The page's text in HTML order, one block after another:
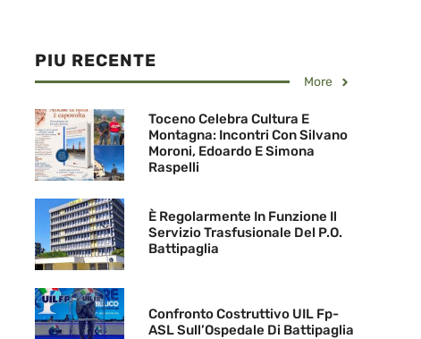
PIU RECENTE
More
Toceno Celebra Cultura E
Montagna: Incontri Con Silvano
Moroni, Edoardo E Simona
Raspelli
È Regolarmente In Funzione Il
Servizio Trasfusionale Del P.O.
Battipaglia
Confronto Costruttivo UIL Fp-
ASL Sull’Ospedale Di Battipaglia